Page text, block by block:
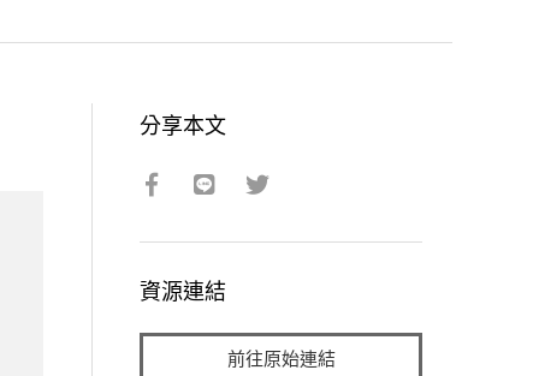
分享本文
資源連結
前往原始連結